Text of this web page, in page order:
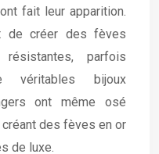
fait leur apparition.
de créer des fèves
parfois
véritables bijoux
ont même osé
des fèves en or
de luxe.